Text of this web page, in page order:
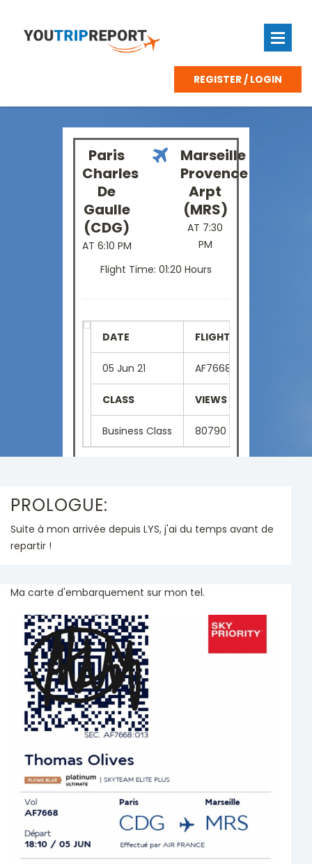
REGISTER / LOGIN
Paris
Charles
De
Gaulle
(CDG)
AT 6:10 PM
Marseille
Provence
Arpt
(MRS)
AT 7:30
PM
Flight Time: 01:20 Hours
DATE FLIGHT NUMBER
05 Jun 21 AF7668
CLASS VIEWS
Business Class 80790
PROLOGUE:
Suite à mon arrivée depuis LYS, j'ai du temps avant de
repartir !
Ma carte d'embarquement sur mon tel.